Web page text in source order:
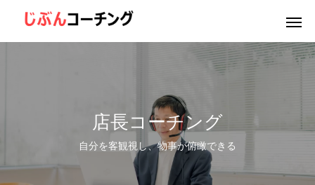
店長コーチング
自分を客観視し、物事が俯瞰できる